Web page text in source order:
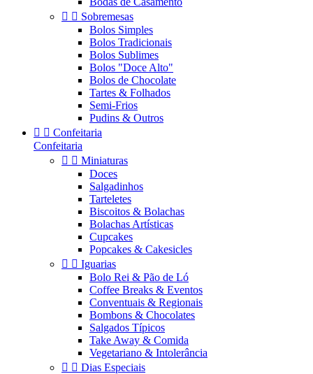
  Sobremesas
Bolos Simples
Bolos Tradicionais
Bolos Sublimes
Bolos "Doce Alto"
Bolos de Chocolate
Tartes & Folhados
Semi-Frios
Pudins & Outros
  Confeitaria
Confeitaria
  Miniaturas
Doces
Salgadinhos
Tarteletes
Biscoitos & Bolachas
Bolachas Artísticas
Cupcakes
Popcakes & Cakesicles
  Iguarias
Bolo Rei & Pão de Ló
Coffee Breaks & Eventos
Conventuais & Regionais
Bombons & Chocolates
Salgados Típicos
Take Away & Comida
Vegetariano & Intolerância
  Dias Especiais